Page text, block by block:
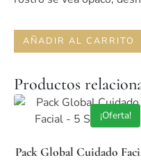
AÑADIR AL CARRITO
Productos
¡Oferta!
Pack Global Cuidado